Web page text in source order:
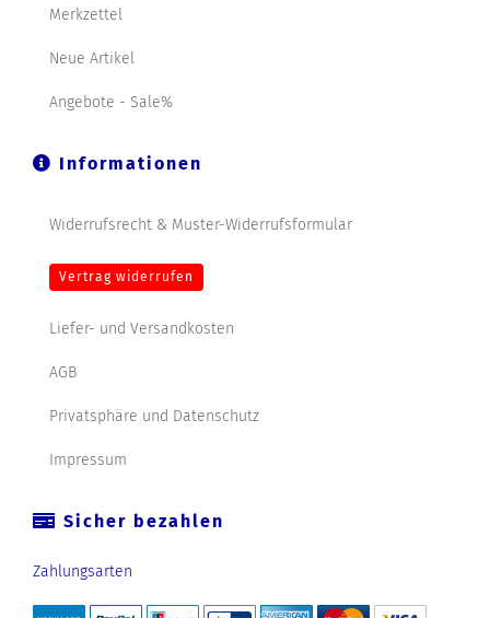
Merkzettel
Neue Artikel
Angebote - Sale%
Informationen
Widerrufsrecht & Muster-Widerrufsformular
Vertrag widerrufen
Liefer- und Versandkosten
AGB
Privatsphäre und Datenschutz
Impressum
Sicher bezahlen
Zahlungsarten